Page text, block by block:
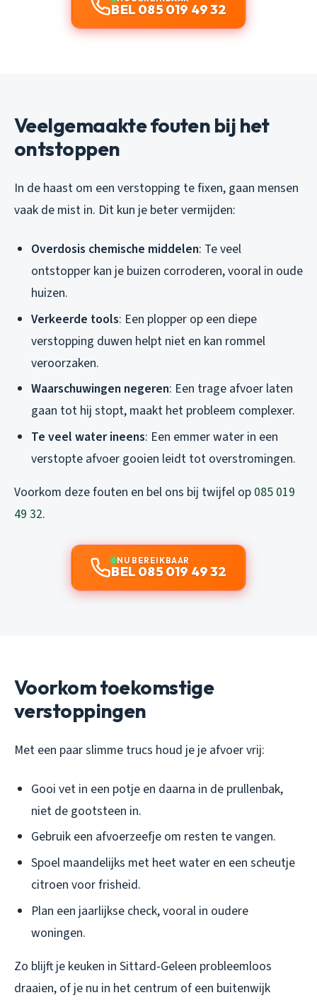
BEL 085 019 49 32
Veelgemaakte fouten bij het
ontstoppen
In de haast om een verstopping te fixen, gaan mensen
vaak de mist in. Dit kun je beter vermijden:
Overdosis chemische middelen: Te veel
ontstopper kan je buizen corroderen, vooral in oude
huizen.
Verkeerde tools: Een plopper op een diepe
verstopping duwen helpt niet en kan rommel
veroorzaken.
Waarschuwingen negeren: Een trage afvoer laten
gaan tot hij stopt, maakt het probleem complexer.
Te veel water ineens: Een emmer water in een
verstopte afvoer gooien leidt tot overstromingen.
Voorkom deze fouten en bel ons bij twijfel op 085 019
49 32.
NU BEREIKBAAR
BEL 085 019 49 32
Voorkom toekomstige
verstoppingen
Met een paar slimme trucs houd je je afvoer vrij:
Gooi vet in een potje en daarna in de prullenbak,
niet de gootsteen in.
Gebruik een afvoerzeefje om resten te vangen.
Spoel maandelijks met heet water en een scheutje
citroen voor frisheid.
Plan een jaarlijkse check, vooral in oudere
woningen.
Zo blijft je keuken in Sittard-Geleen probleemloos
draaien, of je nu in het centrum of een buitenwijk